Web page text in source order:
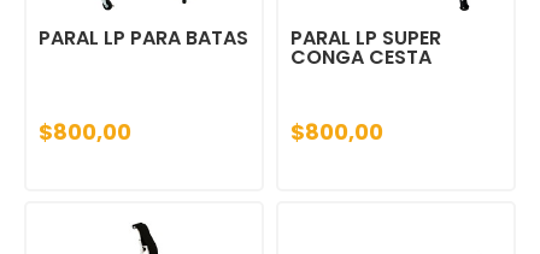
PARAL LP PARA BATAS
$800,00
PARAL LP SUPER
CONGA CESTA
$800,00